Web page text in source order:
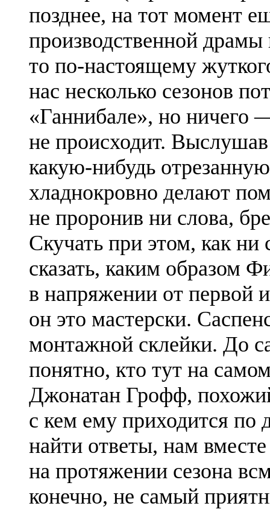
позднее, на тот момент
производственной
то по-настоящему
нас несколько сезонов
«Ганнибале», но ничего
не происходит.
какую-нибудь
хладнокровно делают
не проронив ни слова,
Скучать при этом, как
сказать, каким образом
в напряжении от первой
он это мастерски.
монтажной склейки. До
понятно, кто тут на
Джонатан Грофф,
с кем ему приходится
найти ответы, нам
на протяжении сезона
конечно, не самый